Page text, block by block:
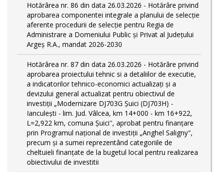
Hotărârea nr. 86 din data 26.03.2026 - Hotărâre privind
aprobarea componentei integrale a planului de selecție
aferente procedurii de selecție pentru Regia de
Administrare a Domeniului Public şi Privat al Județului
Argeș R.A., mandat 2026-2030
Hotărârea nr. 87 din data 26.03.2026 - Hotărâre privind
aprobarea proiectului tehnic si a detaliilor de executie,
a indicatorilor tehnico-economici actualizaţi și a
devizului general actualizat pentru obiectivul de
investiții „Modernizare DJ703G Șuici (DJ703H) -
Ianculești - lim. Jud. Vâlcea, km 14+000 - km 16+922,
L=2,922 km, comuna Șuici'', aprobat pentru finanțare
prin Programul național de investiții „Anghel Saligny",
precum și a sumei reprezentând categoriile de
cheltuieli finanțate de la bugetul local pentru realizarea
obiectivului de investitii